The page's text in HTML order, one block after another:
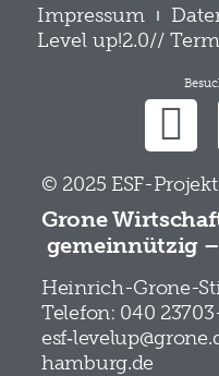
Impressum
Level up!2.0//
© 2025 ESF-
Grone
gemeinnützig –
Heinrich-Grone-
Telefon: 040
hamburg.de